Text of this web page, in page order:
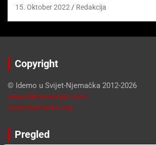
15. Oktober 2022 Redakcija
Copyright
© Idemo u Svijet-Njemačka 2012-2026
www.idemousvijet.com
www.njemacka.org
Pregled